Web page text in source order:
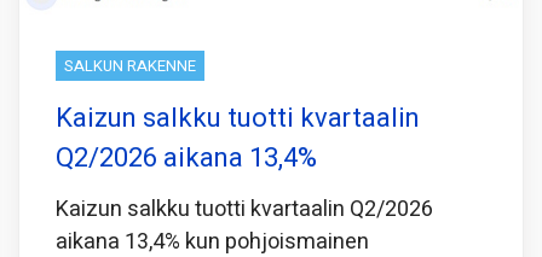
SALKUN RAKENNE
Kaizun salkku tuotti kvartaalin
Q2/2026 aikana 13,4%
Kaizun salkku tuotti kvartaalin Q2/2026
aikana 13,4% kun pohjoismainen